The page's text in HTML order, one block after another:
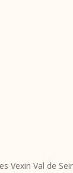
Vexin Val de